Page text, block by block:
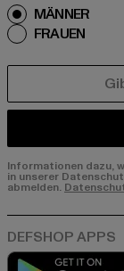
MÄNNER
FRAUEN
Informationen dazu,
in unserer
abmelden.